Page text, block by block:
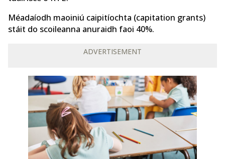
Méadaíodh maoiniú caipitíochta (capitation grants)
stáit do scoileanna anuraidh faoi 40%.
ADVERTISEMENT